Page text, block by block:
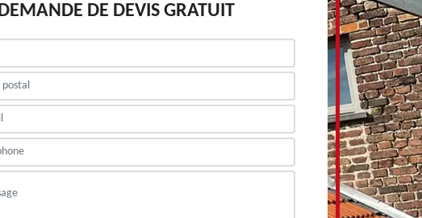
DEMANDE DE DEVIS GRATUIT